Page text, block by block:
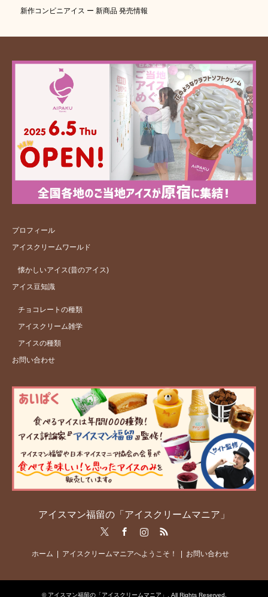
新作コンビニアイス ー 新商品 発売情報
プロフィール
アイスクリームワールド
懐かしいアイス(昔のアイス)
アイス豆知識
チョコレートの種類
アイスクリーム雑学
アイスの種類
お問い合わせ
アイスマン福留の「アイスクリームマニア」
RSS
ホーム アイスクリームマニアへようこそ！ お問い合わせ
© アイスマン福留の「アイスクリームマニア」 . All Rights Reserved.